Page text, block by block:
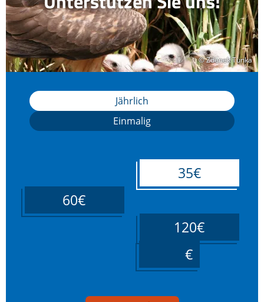
© Zdenek Tunka
© Zdenek Tunka
Jährlich
Einmalig
35€
60€
120€